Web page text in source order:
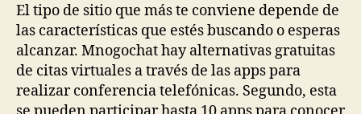
El tipo de sitio que más te conviene depende de
las características que estés buscando o esperas
alcanzar. Mnogochat hay alternativas gratuitas
de citas virtuales a través de las apps para
realizar conferencia telefónicas. Segundo, esta